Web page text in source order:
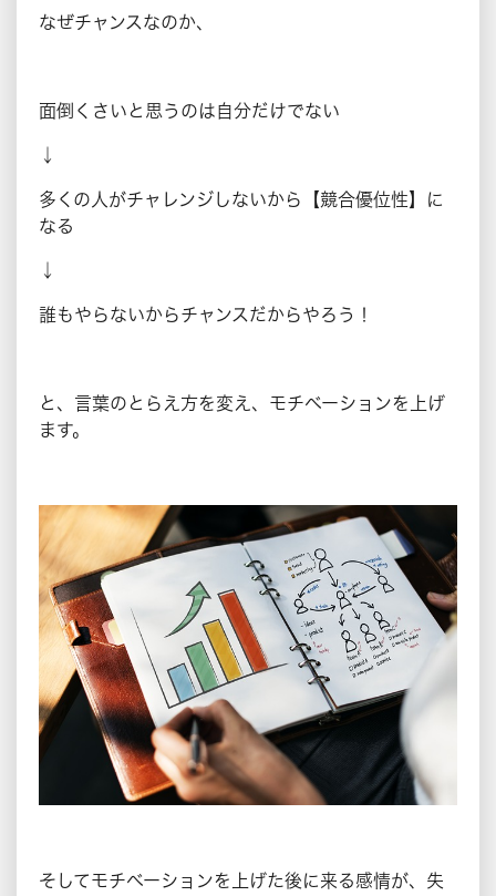
なぜチャンスなのか、
面倒くさいと思うのは自分だけでない
↓
多くの人がチャレンジしないから【競合優位性】に
なる
↓
誰もやらないからチャンスだからやろう！
と、言葉のとらえ方を変え、モチベーションを上げ
ます。
そしてモチベーションを上げた後に来る感情が、失